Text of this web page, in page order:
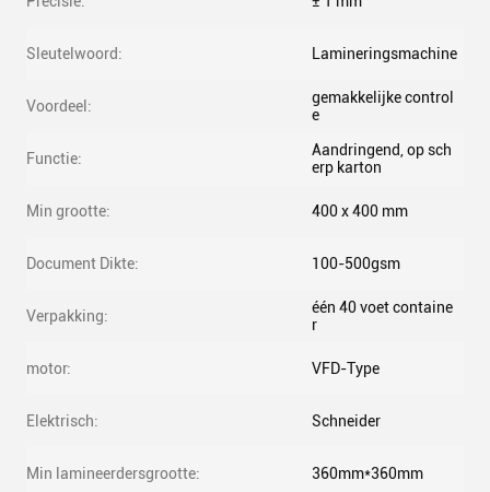
Sleutelwoord: Lamineringsmachine
Voordeel:
gemakkelijke control
e
Functie:
Aandringend, op sch
erp karton
Min grootte: 400 x 400 mm
Document Dikte: 100-500gsm
Verpakking:
één 40 voet containe
r
motor: VFD-Type
Elektrisch: Schneider
Min lamineerdersgrootte: 360mm*360mm